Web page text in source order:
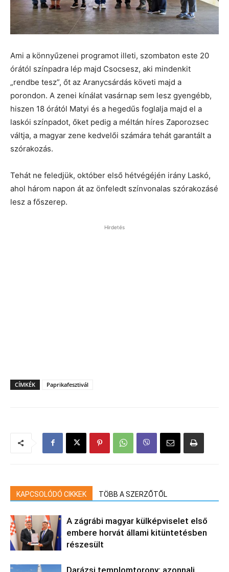
Ami a könnyűzenei programot illeti, szombaton este 20
órától színpadra lép majd Csocsesz, aki mindenkit
„rendbe tesz”, őt az Aranycsárdás követi majd a
porondon. A zenei kínálat vasárnap sem lesz gyengébb,
hiszen 18 órától Matyi és a hegedűs foglalja majd el a
laskói színpadot, őket pedig a méltán híres Zaporozsec
váltja, a magyar zene kedvelői számára tehát garantált a
szórakozás.
Tehát ne feledjük, október első hétvégéjén irány Laskó,
ahol három napon át az önfeledt színvonalas szórakozásé
lesz a főszerep.
Hirdetés
CÍMKÉK Paprikafesztivál
KAPCSOLÓDÓ CIKKEK TÖBB A SZERZŐTŐL
A zágrábi magyar külképviselet első
embere horvát állami kitüntetésben
részesült
Darázsi templomtorony: azonnali